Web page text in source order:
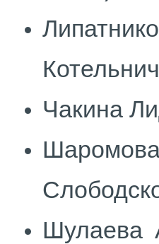
Чакина
Шулаева